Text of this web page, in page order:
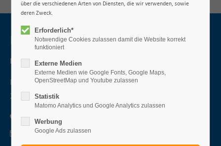
Kontakt
Fachhochschule Westküste
Fritz-Thiedemann-Ring 20
25746 Heide
+49 (0) 481 8555-141
willkommen(at)fh-westkueste.de
über die verschiedenen Arten von Diensten, die wir verwenden, sowie
deren Zweck.
Erforderlich*
Notwendige Cookies zulassen damit die Website korrekt
funktioniert
Externe Medien
Externe Medien wie Google Fonts, Google Maps,
OpenStreetMap und Youtube zulassen
Statistik
Matomo Analytics und Google Analytics zulassen
Werbung
Google Ads zulassen